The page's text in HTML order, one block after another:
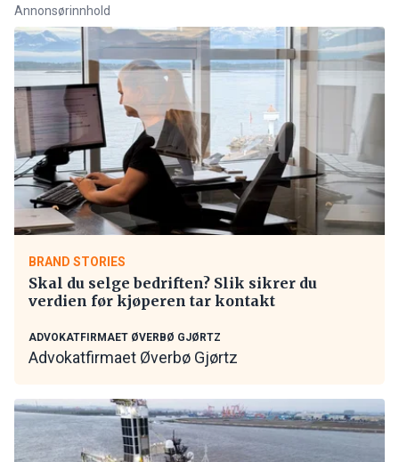
Annonsørinnhold
BRAND STORIES
Skal du selge bedriften? Slik sikrer du
verdien før kjøperen tar kontakt
ADVOKATFIRMAET ØVERBØ GJØRTZ
Advokatfirmaet Øverbø Gjørtz